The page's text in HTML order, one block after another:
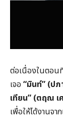
ต่อเนื่องในตอน
เจอ “มินท์” (ป
เทียน” (ตฤณ เ
เพื่อให้ได้งานจา